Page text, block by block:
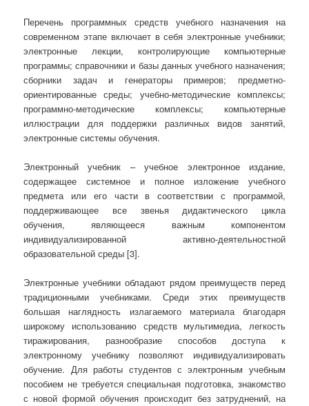
Перечень программных средств учебного назначения на
современном этапе включает в себя электронные учебники;
электронные лекции, контролирующие компьютерные
программы; справочники и базы данных учебного назначения;
сборники задач и генераторы примеров; предметно-
ориентированные среды; учебно-методические комплексы;
программно-методические комплексы; компьютерные
иллюстрации для поддержки различных видов занятий,
электронные системы обучения.
Электронный учебник – учебное электронное издание,
содержащее системное и полное изложение учебного
предмета или его части в соответствии с программой,
поддерживающее все звенья дидактического цикла
обучения, являющееся важным компонентом
индивидуализированной активно-деятельностной
образовательной среды [3].
Электронные учебники обладают рядом преимуществ перед
традиционными учебниками. Среди этих преимуществ
большая наглядность излагаемого материала благодаря
широкому использованию средств мультимедиа, легкость
тиражирования, разнообразие способов доступа к
электронному учебнику позволяют индивидуализировать
обучение. Для работы студентов с электронным учебным
пособием не требуется специальная подготовка, знакомство
с новой формой обучения происходит без затруднений, на